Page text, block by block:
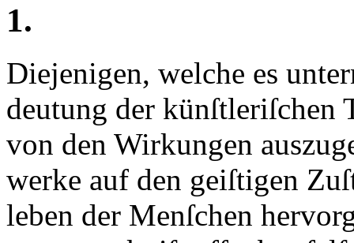
1.
Diejenigen, welche es
deutung der
von den Wirkungen
werke auf den geiſtigen
leben der Menſchen